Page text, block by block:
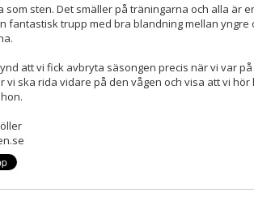
som sten. Det smäller på träningarna och alla är
fantastisk trupp med bra blandning mellan
att vi fick avbryta säsongen precis när vi var
vi ska rida vidare på den vågen och visa att vi